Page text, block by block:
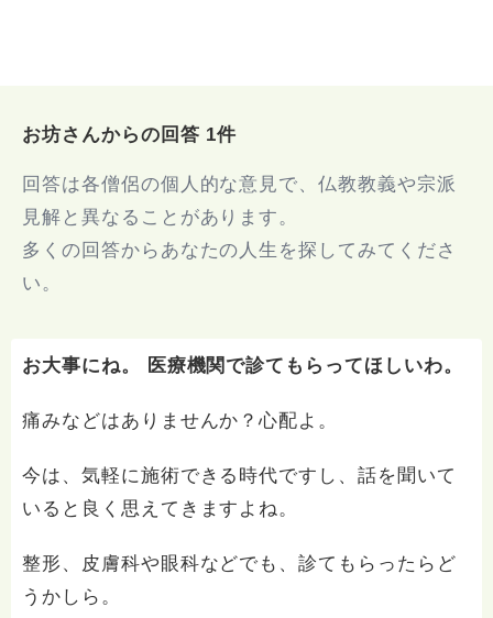
お坊さんからの回答 1件
回答は各僧侶の個人的な意見で、仏教教義や宗派
見解と異なることがあります。
多くの回答からあなたの人生を探してみてくださ
い。
お大事にね。 医療機関で診てもらってほしいわ。
痛みなどはありませんか？心配よ。
今は、気軽に施術できる時代ですし、話を聞いて
いると良く思えてきますよね。
整形、皮膚科や眼科などでも、診てもらったらど
うかしら。